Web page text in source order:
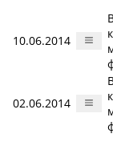
10.06.2014
02.06.2014